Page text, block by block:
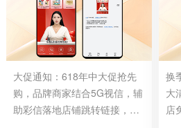
大促通知：618年中大促抢先
购，品牌商家结合5G视信，辅
助彩信落地店铺跳转链接，形
换
大
店